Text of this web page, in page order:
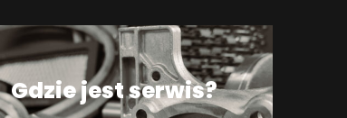
Gdzie jest serwis?